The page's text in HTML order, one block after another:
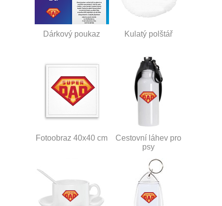
Dárkový poukaz Kulatý polštář
Fotoobraz 40x40 cm
Cestovní láhev pro
psy